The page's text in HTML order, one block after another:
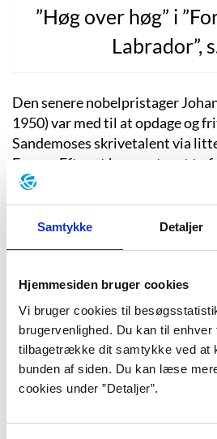
Samtykke Detaljer
Hjemmesiden bruger cookies
Vi bruger cookies til
brugervenlighed. Du kan til
tilbagetrække dit samtykke ved at
bunden af siden. Du kan læse
cookies under ”Detaljer”.
”Høg over høg” i
Labrador”,
Den senere nobelpristager
1950) var med til at opdage og
Sandemoses skrivetalent via
Forum. Efter at have antaget
tidsskriftet introducerede en
Jensen i 1923 den unge
Gyldendal, og allerede få
Aksel Sandemose i fire år
udgivet, dog uden held. Kun
skitser var blevet udgivet i bl.a.
svensk tidsskrift.
Grundlaget for de vitalistiske
fra Labrador” var hentet i Aksel